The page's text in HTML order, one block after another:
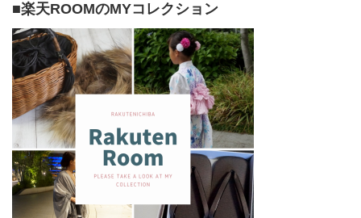
■楽天ROOMのMYコレクション